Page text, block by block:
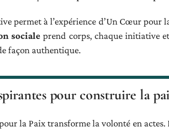
permet à l’expérience d’Un Cœur pour
sociale prend corps, chaque initiative
façon authentique.
pour construire la
la Paix transforme la volonté en actes.